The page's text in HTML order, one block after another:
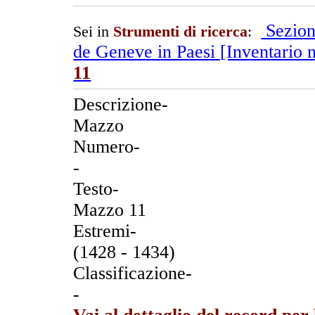
Sei in Strumenti di ricerca:
de Geneve in Paesi [Inventario
11
Descrizione-
Mazzo
Numero-
-
Testo-
Mazzo 11
Estremi-
(1428 - 1434)
Classificazione-
-